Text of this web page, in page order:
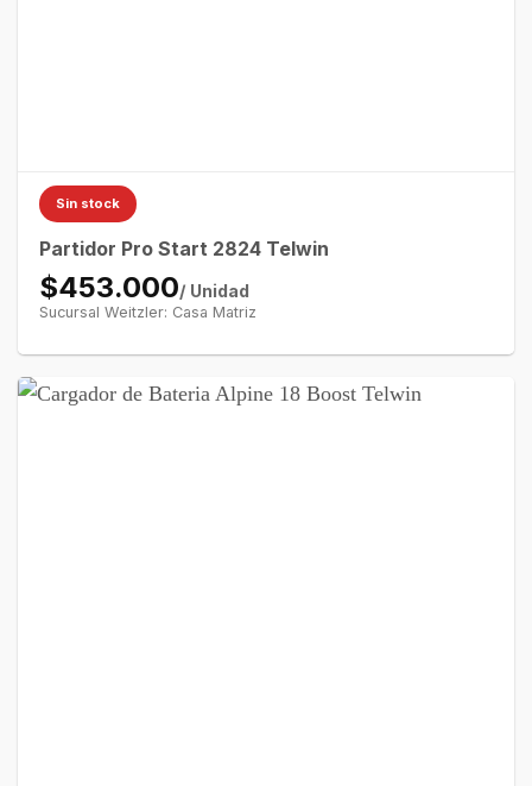
Sin stock
Partidor Pro Start 2824 Telwin
$453.000/ Unidad
Sucursal Weitzler: Casa Matriz